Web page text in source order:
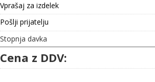
Vprašaj za izdelek
Pošlji prijatelju
Stopnja davka
Cena z DDV: